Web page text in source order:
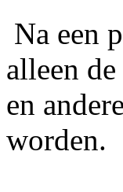
Na een
alleen
en
worden.